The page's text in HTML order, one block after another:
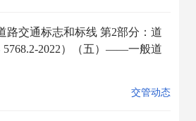
路交通标志和标线 第2部分：道
5768.2-2022）（五）——一般道
交管动态